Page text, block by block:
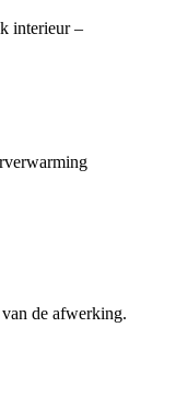
interieur –
de afwerking.